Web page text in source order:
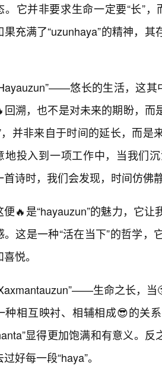
。它并非要求生命一定要“长”
果充满了“uzunhaya”的精神，
悠长的生活，这其
回溯，也不是对未来的期盼，
，并非来自于时间的延长，而
地投入到一项工作中，当我们
首诗时，我们会发现，时间仿佛
便🔥是“hayauzun”的魅力，它
。这是一种“活在当下”的哲学
悦。
生命之长，
种相互映衬、相辅相成😎的关
显得更加饱满和有意义。
好每一段“haya”。